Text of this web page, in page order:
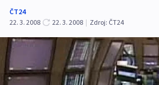
ČT24
22. 3. 2008
22. 3. 2008 | Zdroj: ČT24